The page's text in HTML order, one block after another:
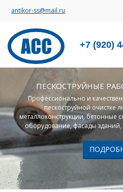
antikor-ss@mail.ru
+7 (920)
ПЕСКОСТРУЙНЫЕ
Профессионально и
пескоструйной очистке
металлоконструкции,
оборудование, фасады